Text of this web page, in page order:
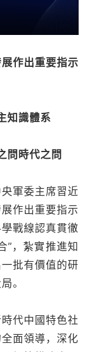
作出重要指示
知識體系
問時代之問
軍委主席習近
作出重要指示
戰線認真貫徹
”，紮實推進知
批有價值的研
。
代中國特色社
面領導，深化